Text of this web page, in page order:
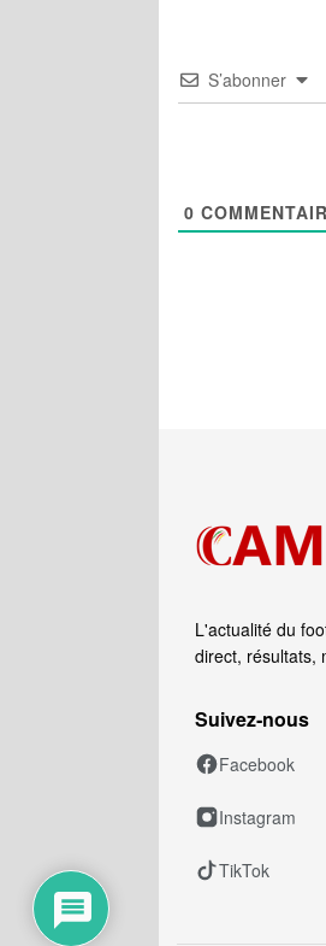
S’abonner
0
L'actualité du
direct, résultats,
Suivez‑nous
Facebook
Instagram
TikTok